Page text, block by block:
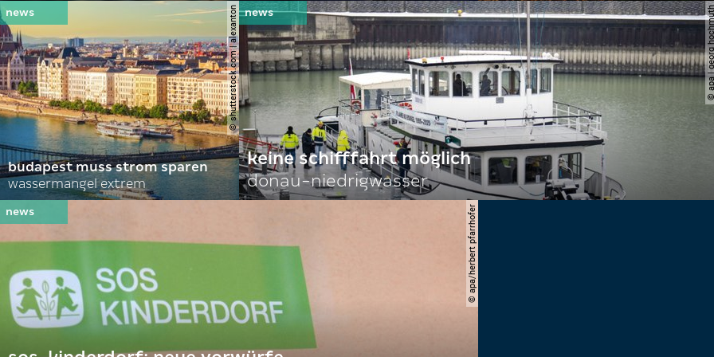
© shutterstock.com | alexanton
budapest muss strom sparen
wassermangel extrem
© apa |
keine schifffahrt möglich
donau-niedrigwasser
© apa/herbert pfarrhofer